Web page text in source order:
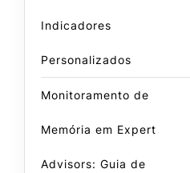
Indicadores
Personalizados
Monitoramento de
Memória em Expert
Advisors: Guia de